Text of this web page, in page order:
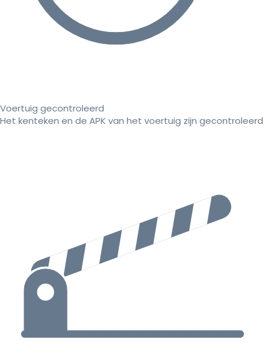
Voertuig gecontroleerd
Het kenteken en de APK van het voertuig zijn gecontroleerd